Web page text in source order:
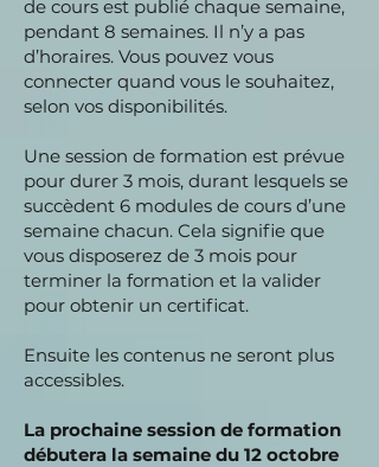
de cours est publié chaque semaine,
pendant 8 semaines. Il n’y a pas
d’horaires. Vous pouvez vous
connecter quand vous le souhaitez,
selon vos disponibilités.
Une session de formation est prévue
pour durer 3 mois, durant lesquels se
succèdent 6 modules de cours d’une
semaine chacun. Cela signifie que
vous disposerez de 3 mois pour
terminer la formation et la valider
pour obtenir un certificat.
Ensuite les contenus ne seront plus
accessibles.
La prochaine session de formation
débutera la semaine du 12 octobre